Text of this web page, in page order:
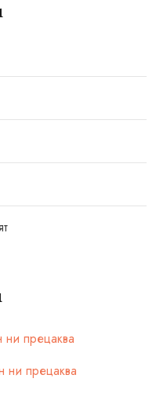
ни прецаква
ни прецаква